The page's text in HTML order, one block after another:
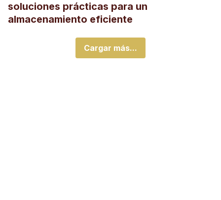
soluciones prácticas para un
almacenamiento eficiente
Cargar más...